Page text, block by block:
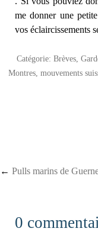
me donner une
vos éclaircissements
Catégorie: Brèves
Montres, mouvements
Post
← Pulls marins de
0